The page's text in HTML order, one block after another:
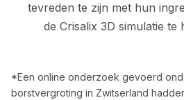
tevreden te zijn met hun
de Crisalix 3D simulatie te
*Een online onderzoek gevoerd
borstvergroting in Zwitserland